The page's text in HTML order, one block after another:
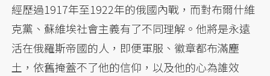
經歷過1917年至1922年的俄國內戰，而對布爾什維
克黨、蘇維埃社會主義有了不同理解。他將是永遠
活在俄羅斯帝國的人，即便軍服、徽章都布滿塵
土，依舊掩蓋不了他的信仰，以及他的心為誰效